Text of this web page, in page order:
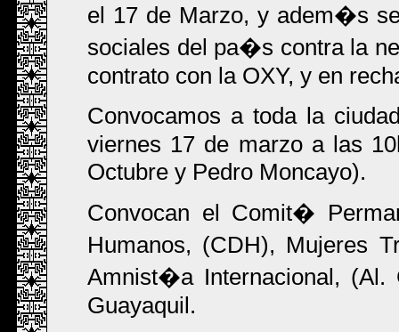
el 17 de Marzo, y adem�s
sociales del pa�s contra la
contrato con la OXY, y en
Convocamos a toda la
viernes 17 de marzo a las
Octubre y Pedro Moncayo).
Convocan el Comit�
Humanos, (CDH), Mujeres
Amnist�a Internacional, (Al.
Guayaquil.